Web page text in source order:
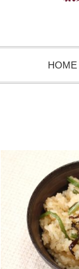
HOME